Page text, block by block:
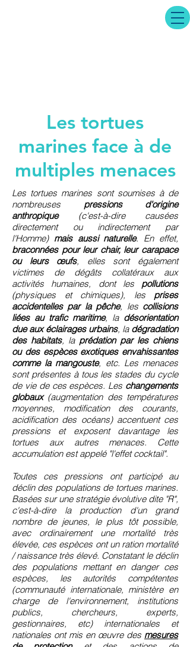
Les tortues
marines face à de
multiples menaces
Les tortues marines sont soumises à de
nombreuses pressions d'origine
anthropique(c'est-à-dire causées
directement ou indirectement par
l'Homme) mais aussi naturelle. En effet,
braconnées pour leur chair, leur carapace
ou leurs œufs, elles sont également
victimes de dégâts collatéraux aux
activités humaines, dont les pollutions
(physiques et chimiques), les prises
accidentelles par la pêche, les collisions
liées au trafic maritime, la désorientation
due aux éclairages urbains, la dégradation
des habitats, la prédation par les chiens
ou des espèces exotiques envahissantes
comme la mangouste, etc. Les menaces
sont présentes à tous les stades du cycle
de vie de ces espèces. Les changements
globaux(augmentation des températures
moyennes, modification des courants,
acidification des océans) accentuent ces
pressions et exposent davantage les
tortues aux autres menaces. Cette
accumulation est appelé "l'effet cocktail".
Toutes ces pressions ont participé au
déclin des populations de tortues marines.
Basées sur une stratégie évolutive dite "R",
c'est-à-dire la production d'un grand
nombre de jeunes, le plus tôt possible,
avec ordinairement une mortalité très
élevée, ces espèces ont un ration mortalité
/ naissance très élevé. Constatant le déclin
des populations mettant en danger ces
espèces, les autorités compétentes
(communauté internationale, ministère en
charge de l'environnement, institutions
publics, chercheurs, experts,
gestionnaires, etc) internationales et
nationales ont mis en œuvre des mesures